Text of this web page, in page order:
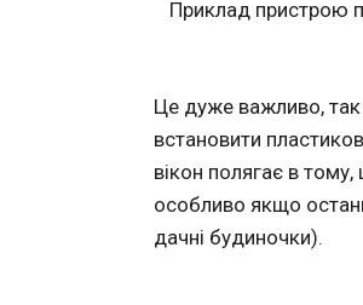
Приклад пристрою
Це дуже важливо, так
встановити
вікон полягає в
особливо якщо
дачні будиночки).